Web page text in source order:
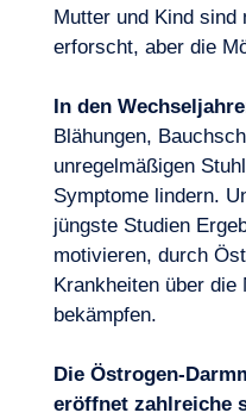
Mutter und Kind sind
erforscht, aber die
In den
Blähungen,
unregelmäßigen
Symptome lindern.
jüngste Studien
motivieren, durch
Krankheiten über
bekämpfen.
Die Östrogen-
eröffnet zahlreiche